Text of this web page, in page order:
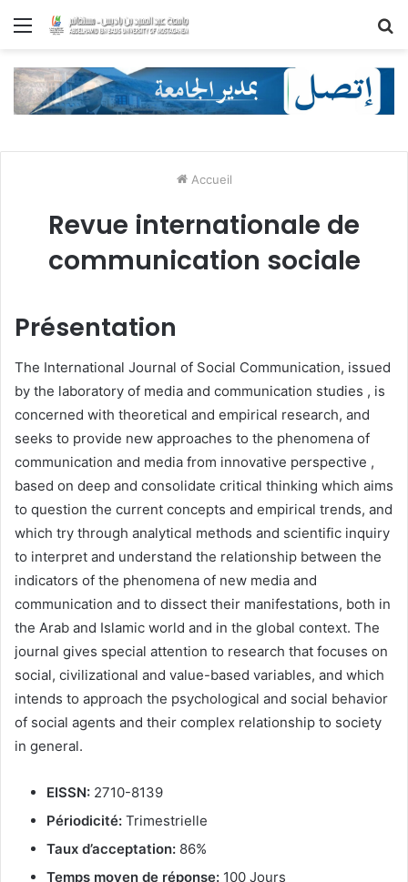
Menu
Accueil
Revue internationale de
communication sociale
Présentation
The International Journal of Social Communication, issued
by the laboratory of media and communication studies , is
concerned with theoretical and empirical research, and
seeks to provide new approaches to the phenomena of
communication and media from innovative perspective ,
based on deep and consolidate critical thinking which aims
to question the current concepts and empirical trends, and
which try through analytical methods and scientific inquiry
to interpret and understand the relationship between the
indicators of the phenomena of new media and
communication and to dissect their manifestations, both in
the Arab and Islamic world and in the global context. The
journal gives special attention to research that focuses on
social, civilizational and value-based variables, and which
intends to approach the psychological and social behavior
of social agents and their complex relationship to society
in general.
EISSN: 2710-8139
Périodicité: Trimestrielle
Taux d’acceptation: 86%
Temps moyen de réponse: 100 Jours